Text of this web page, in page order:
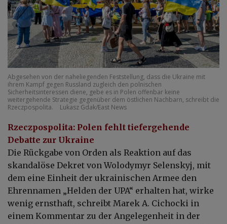
Abgesehen von der naheliegenden Feststellung, dass die Ukraine mit
ihrem Kampf gegen Russland zugleich den polnischen
Sicherheitsinteressen diene, gebe es in Polen offenbar keine
weitergehende Strategie gegenüber dem östlichen Nachbarn, schreibt die
Rzeczpospolita.
Lukasz Gdak/East News
Rzeczpospolita: Polen fehlt tiefergehende
Debatte zur Ukraine
Die Rückgabe von Orden als Reaktion auf das
skandalöse Dekret von Wolodymyr Selenskyj, mit
dem eine Einheit der ukrainischen Armee den
Ehrennamen „Helden der UPA“ erhalten hat, wirke
wenig ernsthaft, schreibt Marek A. Cichocki in
einem Kommentar zu der Angelegenheit in der